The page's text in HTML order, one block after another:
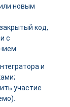
новым
код,
с
и
участие